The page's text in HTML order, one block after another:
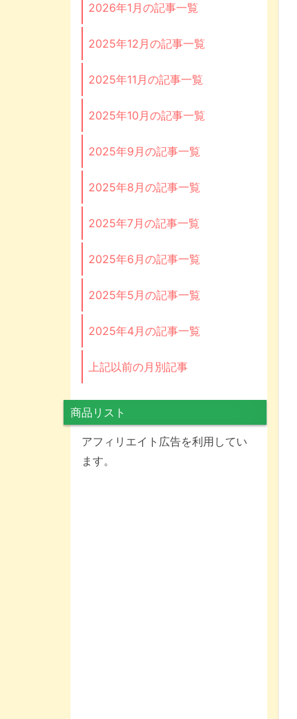
2026年1月の記事一覧
2025年12月の記事一覧
2025年11月の記事一覧
2025年10月の記事一覧
2025年9月の記事一覧
2025年8月の記事一覧
2025年7月の記事一覧
2025年6月の記事一覧
2025年5月の記事一覧
2025年4月の記事一覧
上記以前の月別記事
商品リスト
アフィリエイト広告を利用してい
ます。